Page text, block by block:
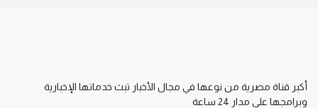
أكبر قناة مصرية من نوعها في مجال الأخبار تبث خدماتها الإخبارية
وبرامجها على مدار 24 ساعة